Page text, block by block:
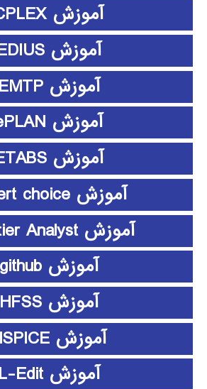
آموزش CPLEX
آموزش EDIUS
آموزش EMTP
آموزش ePLAN
آموزش ETABS
آموزش expert choice
آموزش Frontier Analyst
آموزش github
آموزش HFSS
آموزش HSPICE
آموزش L-Edit